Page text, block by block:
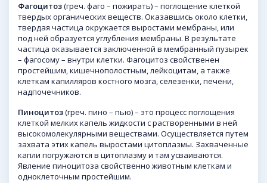
Фагоцитоз(греч. фаго – пожирать) – поглощение клеткой
твердых органических веществ. Оказавшись около клетки,
твердая частица окружается выростами мембраны, или
под ней образуется углубления мембраны. В результате
частица оказывается заключенной в мембранный пузырек
– фагосому – внутри клетки. Фагоцитоз свойственен
простейшим, кишечнополостным, лейкоцитам, а также
клеткам капилляров костного мозга, селезенки, печени,
надпочечников.
Пиноцитоз(греч. пино – пью) – это процесс поглощения
клеткой мелких капель жидкости с растворенными в ней
высокомолекулярными веществами. Осуществляется путем
захвата этих капель выростами цитоплазмы. Захваченные
капли погружаются в цитоплазму и там усваиваются.
Явление пиноцитоза свойственно животным клеткам и
одноклеточным простейшим.